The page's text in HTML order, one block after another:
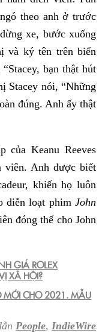
theo anh ở trước
xe, bước xuống
và ký tên trên biển
bạn thật hút
Stacey nói, “Những
đúng. Anh ấy thật
của Keanu Reeves
viên. Anh được biết
khiến họ luôn
diễn loạt phim John
đóng thế cho John
GIÁ ROLEX
XÃ HỘI?
MỚI CHO 2021. MẪU
People, IndieWire